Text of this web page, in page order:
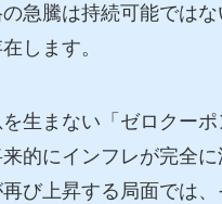
急騰は持続可能ではな
します。
生まない「ゼロクーポ
的にインフレが完全
び上昇する局面では、